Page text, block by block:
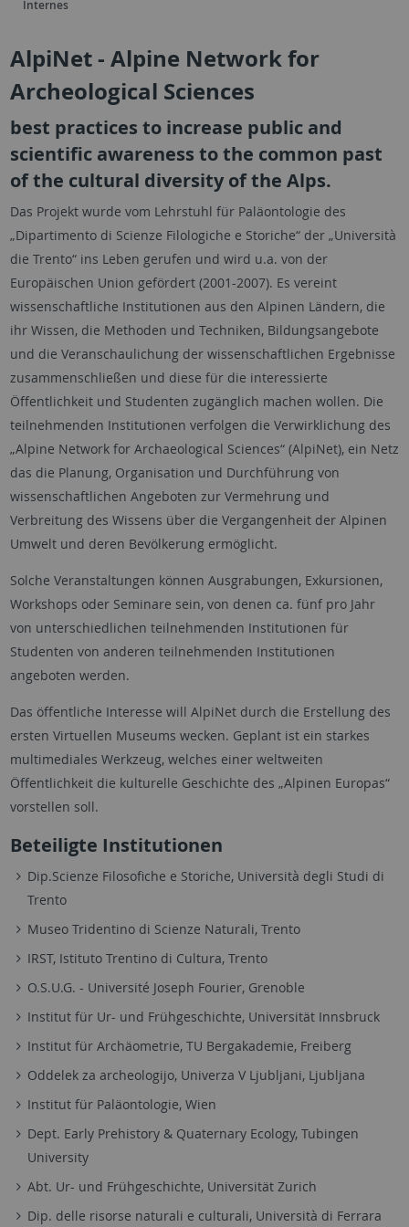
Internes
AlpiNet - Alpine Network for
Archeological Sciences
best practices to increase public and
scientific awareness to the common past
of the cultural diversity of the Alps.
Das Projekt wurde vom Lehrstuhl für Paläontologie des
„Dipartimento di Scienze Filologiche e Storiche“ der „Università
die Trento“ ins Leben gerufen und wird u.a. von der
Europäischen Union gefördert (2001-2007). Es vereint
wissenschaftliche Institutionen aus den Alpinen Ländern, die
ihr Wissen, die Methoden und Techniken, Bildungsangebote
und die Veranschaulichung der wissenschaftlichen Ergebnisse
zusammenschließen und diese für die interessierte
Öffentlichkeit und Studenten zugänglich machen wollen. Die
teilnehmenden Institutionen verfolgen die Verwirklichung des
„Alpine Network for Archaeological Sciences“ (AlpiNet), ein Netz
das die Planung, Organisation und Durchführung von
wissenschaftlichen Angeboten zur Vermehrung und
Verbreitung des Wissens über die Vergangenheit der Alpinen
Umwelt und deren Bevölkerung ermöglicht.
Solche Veranstaltungen können Ausgrabungen, Exkursionen,
Workshops oder Seminare sein, von denen ca. fünf pro Jahr
von unterschiedlichen teilnehmenden Institutionen für
Studenten von anderen teilnehmenden Institutionen
angeboten werden.
Das öffentliche Interesse will AlpiNet durch die Erstellung des
ersten Virtuellen Museums wecken. Geplant ist ein starkes
multimediales Werkzeug, welches einer weltweiten
Öffentlichkeit die kulturelle Geschichte des „Alpinen Europas“
vorstellen soll.
Beteiligte Institutionen
Dip.Scienze Filosofiche e Storiche, Università degli Studi di
Trento
Museo Tridentino di Scienze Naturali, Trento
IRST, Istituto Trentino di Cultura, Trento
O.S.U.G. - Université Joseph Fourier, Grenoble
Institut für Ur- und Frühgeschichte, Universität Innsbruck
Institut für Archäometrie, TU Bergakademie, Freiberg
Oddelek za archeologijo, Univerza V Ljubljani, Ljubljana
Institut für Paläontologie, Wien
Dept. Early Prehistory & Quaternary Ecology, Tubingen
University
Abt. Ur- und Frühgeschichte, Universität Zurich
Dip. delle risorse naturali e culturali, Università di Ferrara